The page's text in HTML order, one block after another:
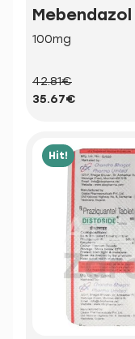
Mebendazol
100mg
42.81€
35.67€
Hit!